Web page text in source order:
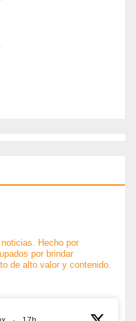
Hecho por
por brindar
de alto valor y contenido.